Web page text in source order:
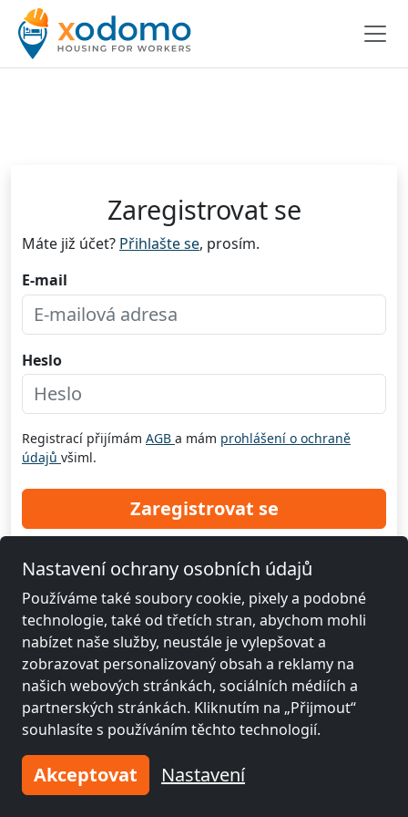
Zaregistrovat se
Máte již účet? Přihlašte se, prosím.
E-mail
Heslo
Registrací přijímám AGB a mám prohlášení o ochraně
údajů všiml.
Zaregistrovat se
© 2026 www.xodomo.cz
Otisk
Všeobecné obchodní podmínky
Ochrana dat
Pravidla pro zrušení
Nastavení ochrany osobních údajů
Používáme také soubory cookie, pixely a podobné
technologie, také od třetích stran, abychom mohli
nabízet naše služby, neustále je vylepšovat a
zobrazovat personalizovaný obsah a reklamy na
našich webových stránkách, sociálních médiích a
partnerských stránkách. Kliknutím na „Přijmout“
souhlasíte s používáním těchto technologií.
Akceptovat Nastavení